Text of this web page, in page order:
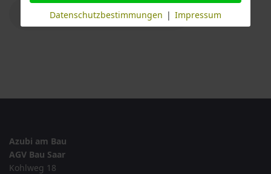
Azubi am Bau
AGV Bau Saar
Kohlweg 18
Datenschutzbestimmungen | Impressum